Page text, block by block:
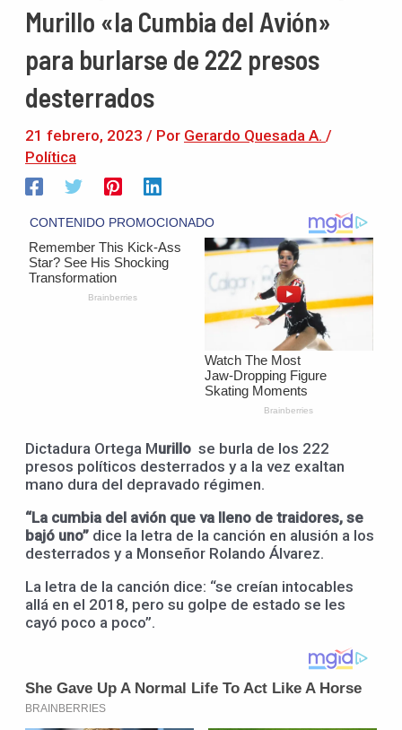
Murillo «la Cumbia del Avión»
para burlarse de 222 presos
desterrados
21 febrero, 2023 / Por Gerardo Quesada A. /
Política
Dictadura Ortega Murillo se burla de los 222
presos políticos desterrados y a la vez exaltan
mano dura del depravado régimen.
“La cumbia del avión que va lleno de traidores, se
bajó uno” dice la letra de la canción en alusión a los
desterrados y a Monseñor Rolando Álvarez.
La letra de la canción dice: “se creían intocables
allá en el 2018, pero su golpe de estado se les
cayó poco a poco”.